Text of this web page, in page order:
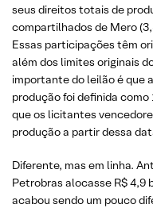
seus direitos totais de
compartilhados de Mero
Essas participações têm
além dos limites originais
importante do leilão é que
produção foi definida como
que os licitantes
produção a partir dessa
Diferente, mas em linha.
Petrobras alocasse R$ 4,9
acabou sendo um pouco